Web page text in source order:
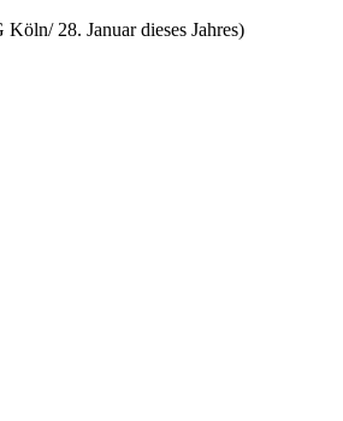
28. Januar dieses Jahres)